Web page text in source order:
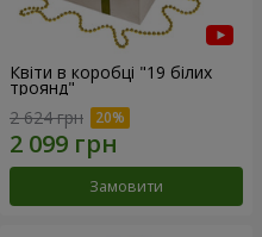
Квіти в коробці "19 білих
троянд"
2 624 грн
Замовити